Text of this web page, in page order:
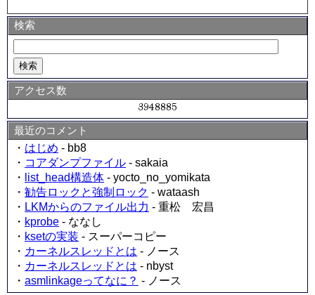
検索
アクセス数
最近のコメント
・ はじめ - bb8
・ コアダンプファイル - sakaia
・
list_head構造体 - yocto_no_yomikata
・ 勧告ロックと強制ロック - wataash
・ LKMからのファイル出力 - 重松 宏昌
・ kprobe - ななし
・ ksetの実装 - スーパーコピー
・ カーネルスレッドとは - ノース
・ カーネルスレッドとは - nbyst
・ asmlinkageってなに？ - ノース